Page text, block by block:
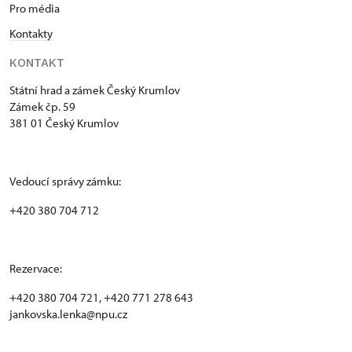
Pro média
Kontakty
KONTAKT
Státní hrad a zámek Český Krumlov
Zámek čp. 59
381 01 Český Krumlov
Vedoucí správy zámku:
+420 380 704 712
Rezervace:
+420 380 704 721, +420 771 278 643
jankovska.lenka@npu.cz